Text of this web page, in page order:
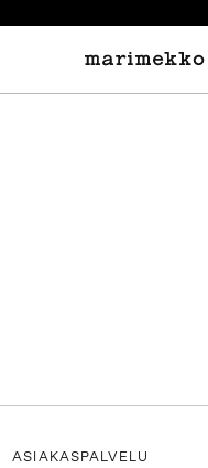
ASIAKASPALVELU